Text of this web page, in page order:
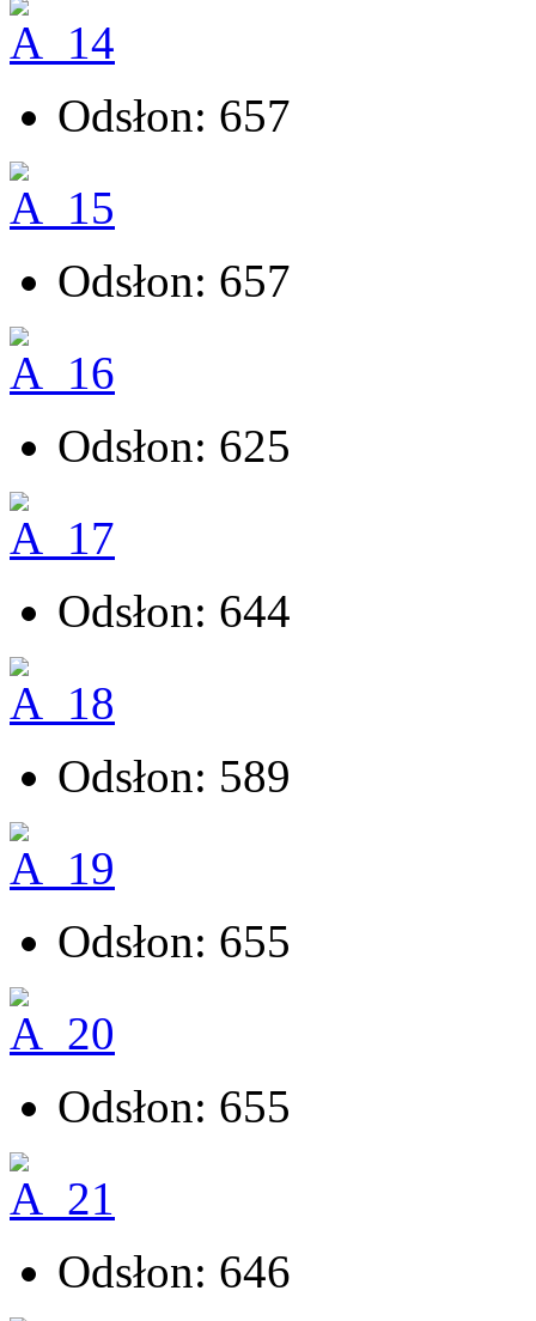
Odsłon: 657
Odsłon: 657
Odsłon: 625
Odsłon: 644
Odsłon: 589
Odsłon: 655
Odsłon: 655
Odsłon: 646